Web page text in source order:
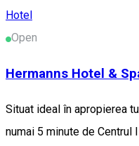
Hotel
Open
Hermanns Hotel &
Situat ideal în apropierea
numai 5 minute de Centrul